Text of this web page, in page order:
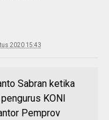
2020 15:43
Sabran ketika
KONI
Pemprov